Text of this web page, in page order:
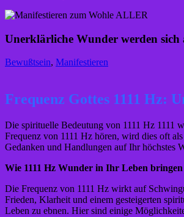
Unerklärliche Wunder werden sich
Bewußtsein, Manifestieren
Frequenz Gottes 1111 Hz:
Die spirituelle Bedeutung von 1111 Hz 1111
Frequenz von 1111 Hz hören, wird dies oft
Gedanken und Handlungen auf Ihr höchstes
Wie 1111 Hz Wunder in Ihr Leben
Die Frequenz von 1111 Hz wirkt auf
Frieden, Klarheit und einem gesteigerten
Leben zu ebnen. Hier sind einige